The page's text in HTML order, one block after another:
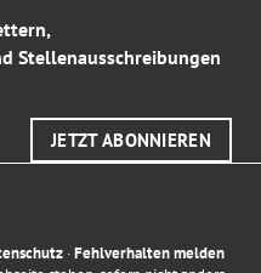
Stellenausschreibungen
JETZT ABONNIEREN
·Fehlverhalten melden